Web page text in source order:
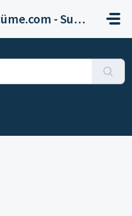
Kostüme.com - Support